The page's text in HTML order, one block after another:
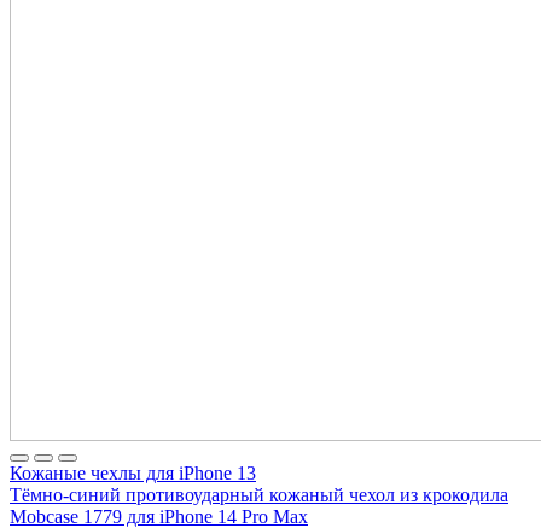
Кожаные чехлы для iPhone 13
Тёмно-синий противоударный кожаный чехол из крокодила
Mobcase 1779 для iPhone 14 Pro Max